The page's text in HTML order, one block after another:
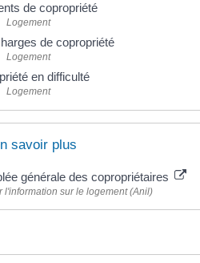
de copropriété
Logement
de copropriété
Logement
en difficulté
Logement
savoir plus
générale des copropriétaires
l'information sur le logement (Anil)